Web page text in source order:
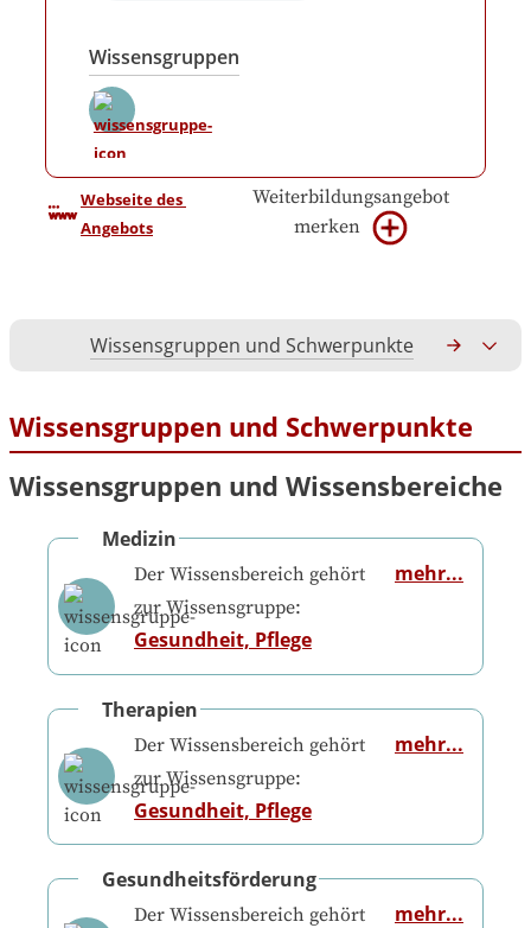
Wissensgruppen
Webseite des
Angebots
Weiterbildungsangebot
merken
Wissensgruppen und Schwerpunkte
Wissensgruppen und Schwerpunkte
Wissensgruppen und Wissensbereiche
Medizin
Der Wissensbereich gehört
zur Wissensgruppe:
Gesundheit, Pflege
mehr...
Therapien
Der Wissensbereich gehört
zur Wissensgruppe:
Gesundheit, Pflege
mehr...
Gesundheitsförderung
Der Wissensbereich gehört
mehr...